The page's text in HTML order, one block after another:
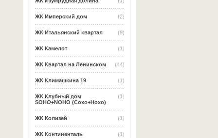
(2)
ЖК Имперский дом
(9)
ЖК Итальянский квартал
(1)
ЖК Камелот
(44)
ЖК Квартал на Ленинском
(1)
ЖК Климашкина 19
(1)
ЖК Клубный дом
SOHO+NOHO (Сохо+Нохо)
(1)
ЖК Колизей
(1)
ЖК Континенталь